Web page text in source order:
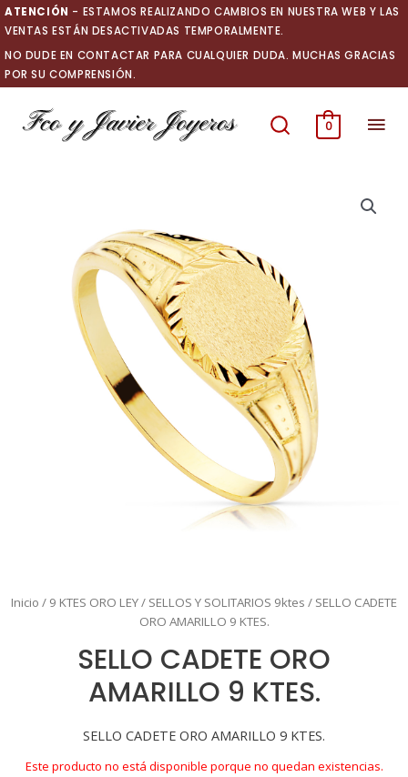
Ir
al
contenido
ATENCIÓN - ESTAMOS REALIZANDO CAMBIOS EN NUESTRA WEB Y LAS
VENTAS ESTÁN DESACTIVADAS TEMPORALMENTE.
NO DUDE EN CONTACTAR PARA CUALQUIER DUDA. MUCHAS GRACIAS
POR SU COMPRENSIÓN.
0
Inicio / 9 KTES ORO LEY/ SELLOS Y SOLITARIOS 9ktes / SELLO CADETE
ORO AMARILLO 9 KTES.
SELLO CADETE ORO
AMARILLO 9 KTES.
SELLO CADETE ORO AMARILLO 9 KTES.
Este producto no está disponible porque no quedan existencias.